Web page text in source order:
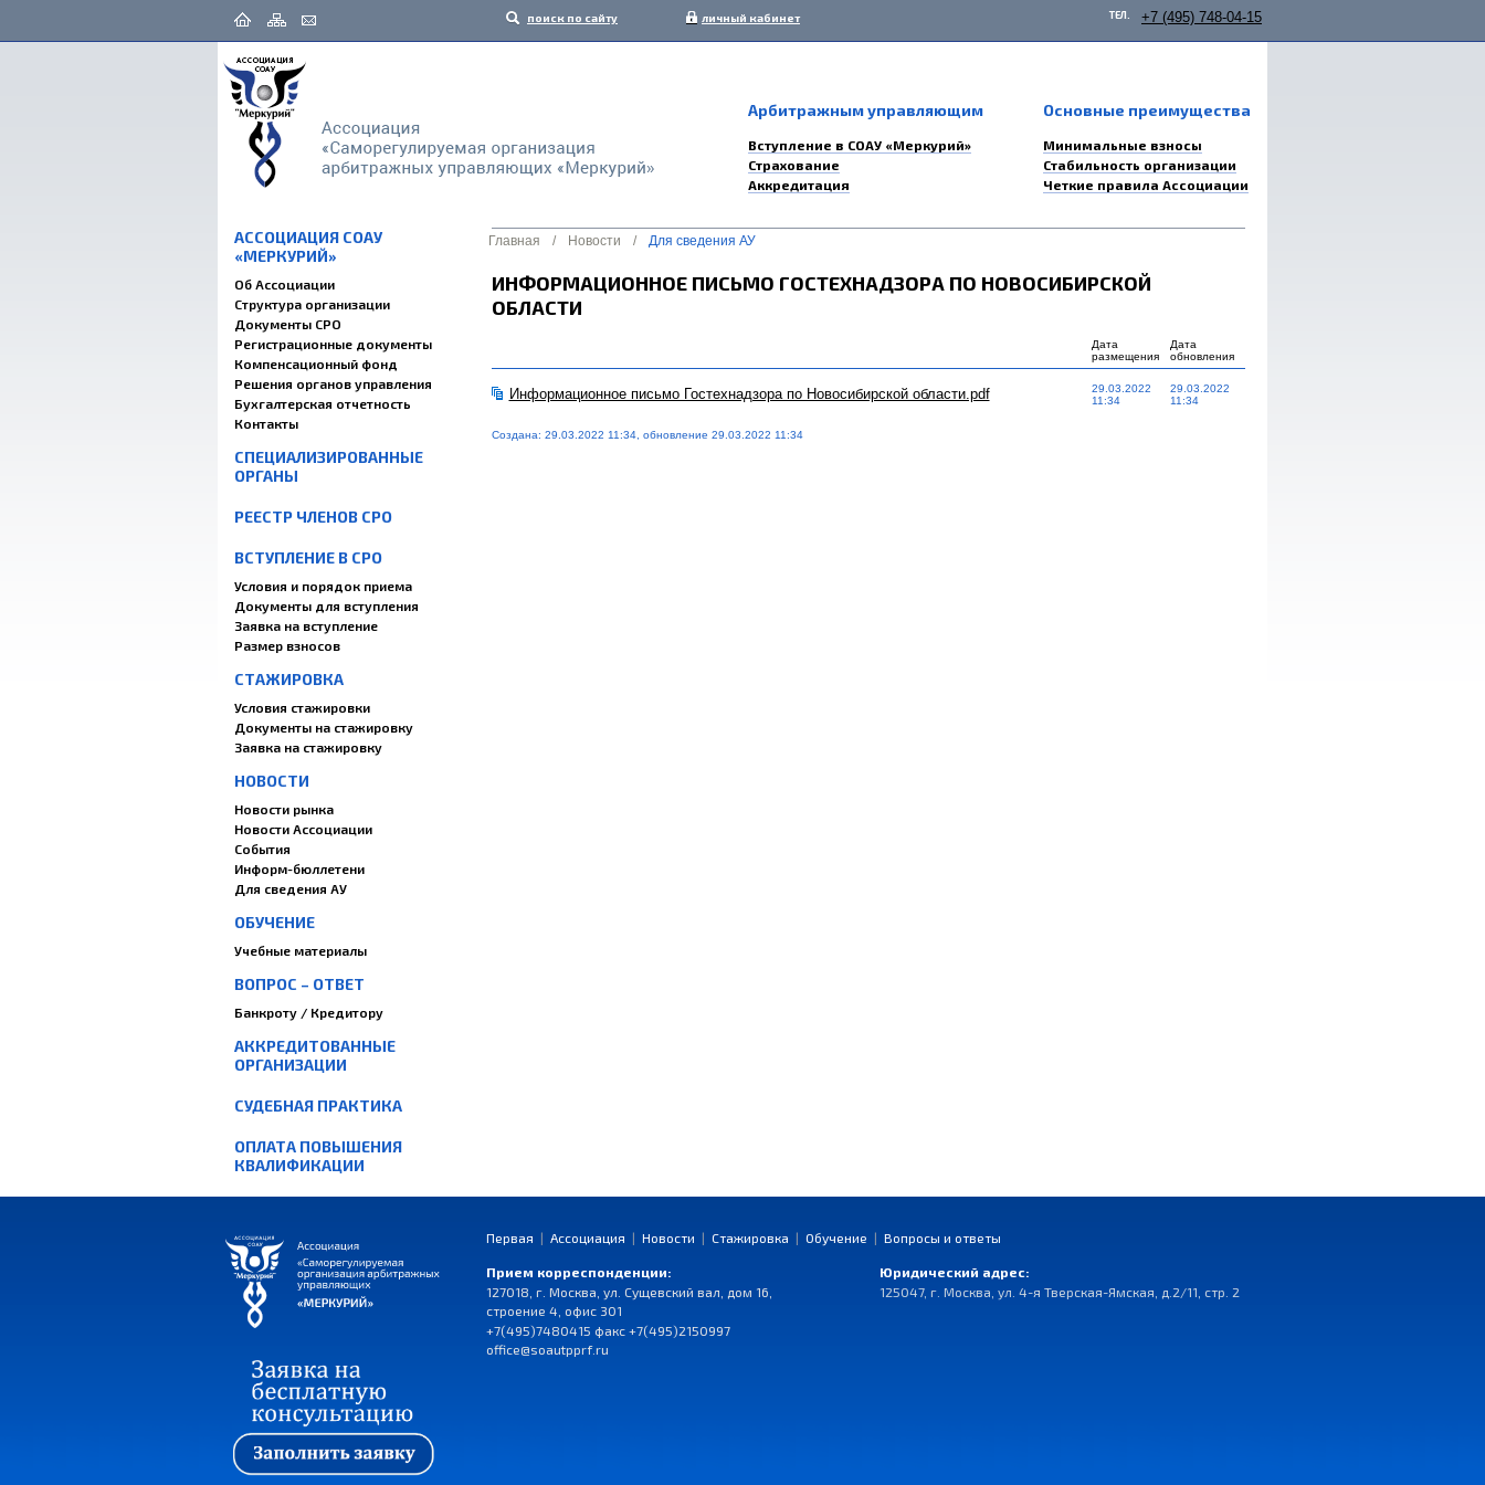
поиск по сайту личный кабинет ТЕЛ. +7 (495) 748-04-15
Арбитражным управляющим
Вступление в СОАУ «Меркурий»
Страхование
Аккредитация
Основные преимущества
Минимальные взносы
Стабильность организации
Четкие правила Ассоциации
АССОЦИАЦИЯ СОАУ
«МЕРКУРИЙ»
Об Ассоциации
Структура организации
Документы СРО
Регистрационные документы
Компенсационный фонд
Решения органов управления
Бухгалтерская отчетность
Контакты
СПЕЦИАЛИЗИРОВАННЫЕ
ОРГАНЫ
РЕЕСТР ЧЛЕНОВ СРО
ВСТУПЛЕНИЕ В СРО
Условия и порядок приема
Документы для вступления
Заявка на вступление
Размер взносов
СТАЖИРОВКА
Условия стажировки
Документы на стажировку
Заявка на стажировку
НОВОСТИ
Новости рынка
Новости Ассоциации
События
Информ-бюллетени
Для сведения АУ
ОБУЧЕНИЕ
Учебные материалы
ВОПРОС – ОТВЕТ
Банкроту / Кредитору
АККРЕДИТОВАННЫЕ
ОРГАНИЗАЦИИ
СУДЕБНАЯ ПРАКТИКА
ОПЛАТА ПОВЫШЕНИЯ
КВАЛИФИКАЦИИ
Главная / Новости / Для сведения АУ
ИНФОРМАЦИОННОЕ ПИСЬМО ГОСТЕХНАДЗОРА ПО НОВОСИБИРСКОЙ
ОБЛАСТИ
Дата
размещения
Дата
обновления
Информационное письмо Гостехнадзора по Новосибирской области.pdf
29.03.2022
11:34
29.03.2022
11:34
Создана: 29.03.2022 11:34, обновление 29.03.2022 11:34
Первая | Ассоциация | Новости | Стажировка | Обучение | Вопросы и ответы
Прием корреспонденции:
127018, г. Москва, ул. Сущевский вал, дом 16,
строение 4, офис 301
+7(495)7480415 факс +7(495)2150997
office@soautpprf.ru
Юридический адрес:
125047, г. Москва, ул. 4-я Тверская-Ямская, д.2/11, стр. 2